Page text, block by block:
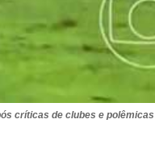
críticas de clubes e polêmicas